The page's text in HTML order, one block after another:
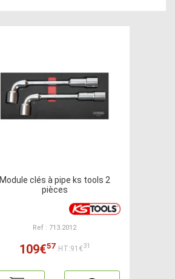
Module clés à pipe ks tools 2
pièces
Ref : 713.2012
109€57 HT:91€31